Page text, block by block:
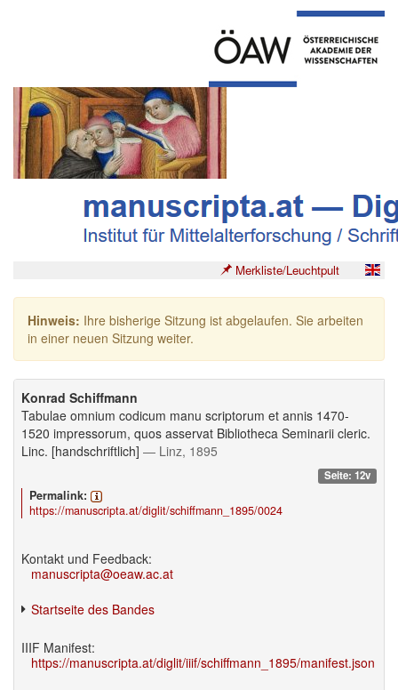
Merkliste/Leuchtpult
Hinweis: Ihre bisherige Sitzung ist abgelaufen. Sie arbeiten
in einer neuen Sitzung weiter.
Konrad Schiffmann
Tabulae omnium codicum manu scriptorum et annis 1470-
1520 impressorum, quos asservat Bibliotheca Seminarii cleric.
Linc. [handschriftlich] — Linz, 1895
Seite: 12v
Permalink:
https://manuscripta.at/diglit/schiffmann_1895/0024
Kontakt und Feedback:
manuscripta@oeaw.ac.at
Startseite des Bandes
IIIF Manifest:
https://manuscripta.at/diglit/iiif/schiffmann_1895/manifest.json